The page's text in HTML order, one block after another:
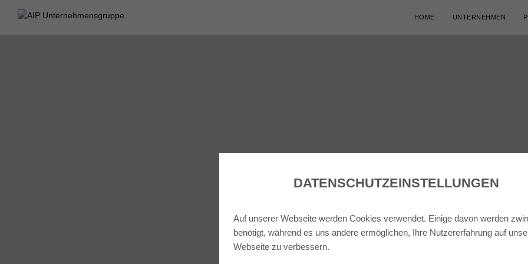
HOME UNTERNEHMEN
DATENSCHUTZ­EINSTELLUNGEN
Auf unserer Webseite werden Cookies verwendet. Einige davon werden
benötigt, während es uns andere ermöglichen, Ihre Nutzererfahrung auf
Webseite zu verbessern.